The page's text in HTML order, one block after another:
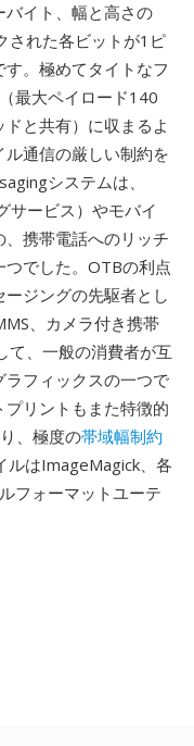
イト、幅と高さの
された各ビットが1ピ
。極めてタイトなフ
最大ペイロード140
と共有）に収まるよ
通信の厳しい制約を
システムは、
サービス）やモバイ
携帯電話へのリッチ
つでした。OTBの利点
ジングの先駆者とし
、カメラ付き携帯
て、一般の消費者が互
フィックスの一つで
リントもまた特徴的
、極度の帯域幅制約
ルはImageMagick、各
フォーマットユーテ